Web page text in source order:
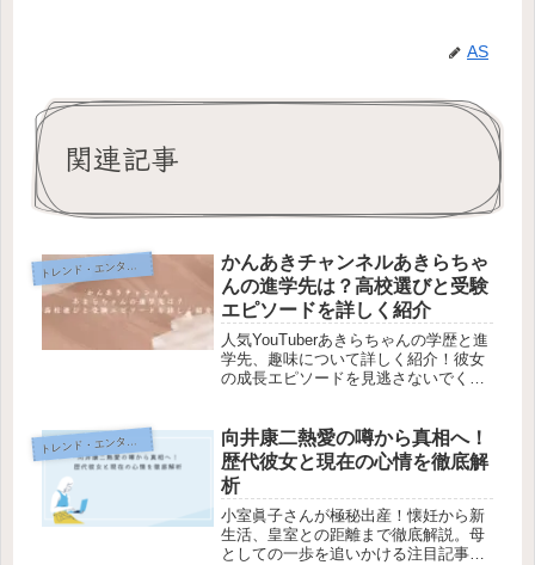
AS
関連記事
ト
かんあきチャンネルあきらちゃ
んの進学先は？高校選びと受験
エピソードを詳しく紹介
人気YouTuberあきらちゃんの学歴と進
学先、趣味について詳しく紹介！彼女
の成長エピソードを見逃さないでくだ
ト レンド・エンタメ・商品・口コミ
向井康二熱愛の噂から真相へ！
歴代彼女と現在の心情を徹底解
析
小室眞子さんが極秘出産！懐妊から新
生活、皇室との距離まで徹底解説。母
としての一歩を追いかける注目記事。